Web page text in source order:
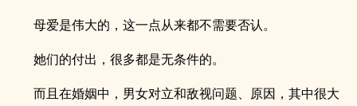
母爱是伟大的，这一点从来都不需要否认。
她们的付出，很多都是无条件的。
而且在婚姻中，男女对立和敌视问题、原因，其中很大